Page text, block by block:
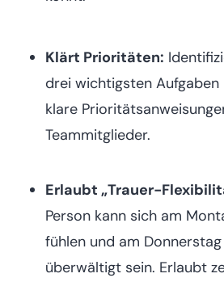
Klärt Prioritäten:
drei wichtigsten
klare
Teammitglieder.
Erlaubt „Trauer-
Person kann sich am
fühlen und am Donnerstag
überwältigt sein. Erlaubt